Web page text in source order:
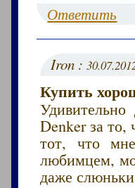
Ответить
Iron :
Купить
Denker за
тот, что
любимцем,
даже